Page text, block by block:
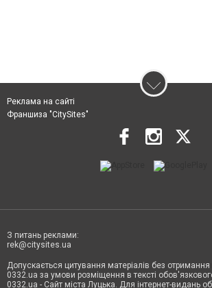
Реклама на сайті
Франшиза "CitySites"
З питань реклами:
rek@citysites.ua
Допускається цитування матеріалів без
0332.ua за умови розміщення в тексті
0332.ua - Сайт міста Луцька. Для інтернет-видань